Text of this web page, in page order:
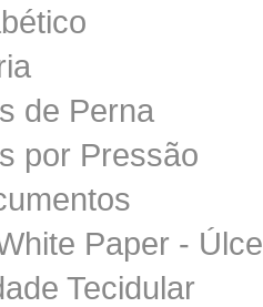
de Perna
por Pressão
Paper -
Tecidular